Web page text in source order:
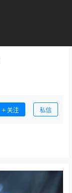
关注 私信